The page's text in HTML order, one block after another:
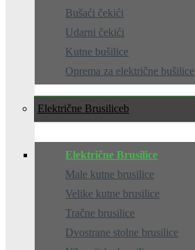
Bušaći čekići
Udarni čekići
Kutne bušilice
Oprema za električne bušilice
Električne Brusilice
Električne Brusilice
Male kutne brusilice
Velike kutne brusilice
Tračne brusilice
Dvostrane stolne brusilice